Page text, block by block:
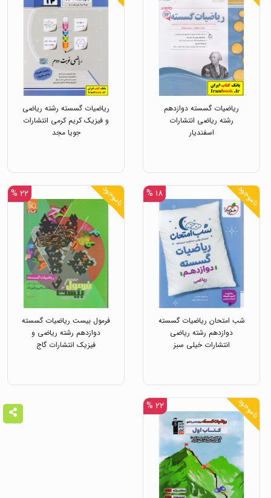
ریاضیات گسسته دوازدهم
رشته ریاضی انتشارات
اسفندیار
ریاضیات گسسته رشته ریاضی
و فیزیک کریم کرمی انتشارات
جویا مجد
ناموجود ۱۸ %
شب امتحان ریاضیات گسسته
دوازدهم رشته ریاضی
انتشارات خیلی سبز
ناموجود ۲۲ %
فرمول بیست ریاضیات گسسته
دوازدهم رشته ریاضی و
فیزیک انتشارات گاج
ناموجود ۲۲ %